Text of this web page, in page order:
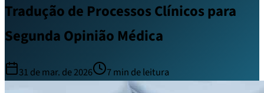
Tradução de Processos Clínicos para
Segunda Opinião Médica
31 de mar. de 2026 7min de leitura